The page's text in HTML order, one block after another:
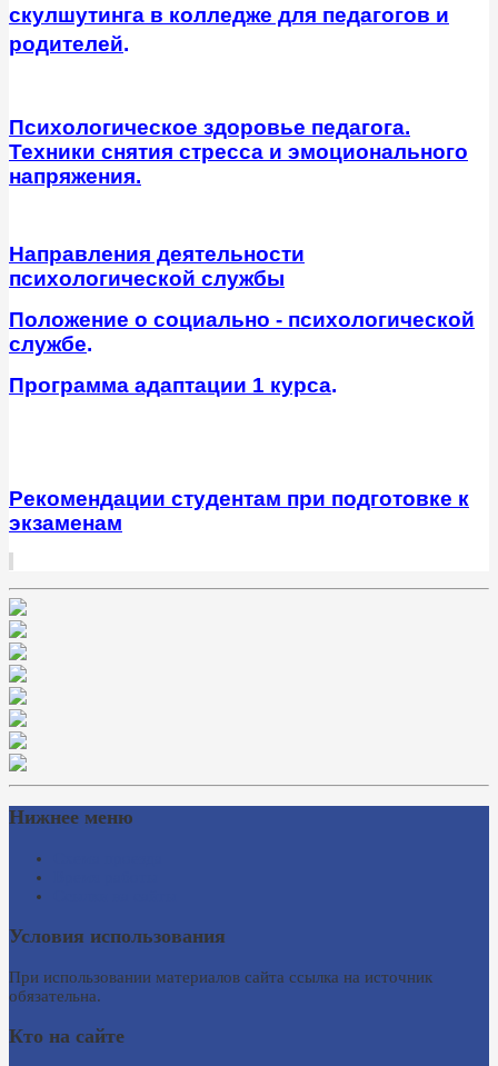
скулшутинга в колледже для педагогов и
родителей.
Психологическое здоровье педагога.
Техники снятия стресса и эмоционального
напряжения.
Направления деятельности
психологической службы
Положение о социально - психологической
службе.
Программа адаптации 1 курса.
Рекомендации студентам при подготовке к
экзаменам
Нижнее меню
Условия использования
При использовании материалов сайта ссылка на источник
обязательна.
Кто на сайте